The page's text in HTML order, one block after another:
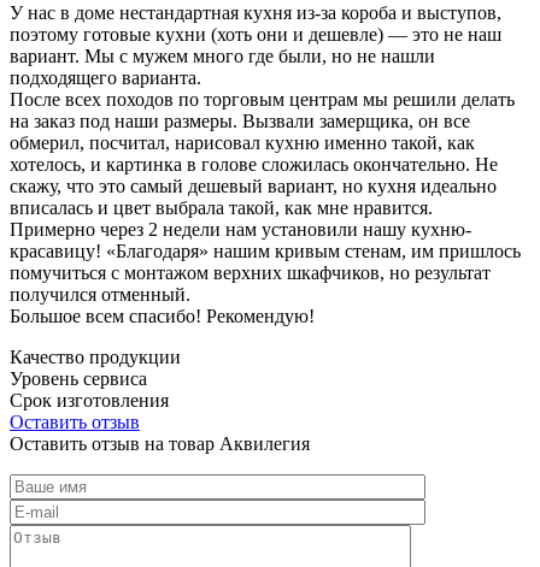
У нас в доме нестандартная кухня из-за короба и выступов,
поэтому готовые кухни (хоть они и дешевле) — это не наш
вариант. Мы с мужем много где были, но не нашли
подходящего варианта.
После всех походов по торговым центрам мы решили делать
на заказ под наши размеры. Вызвали замерщика, он все
обмерил, посчитал, нарисовал кухню именно такой, как
хотелось, и картинка в голове сложилась окончательно. Не
скажу, что это самый дешевый вариант, но кухня идеально
вписалась и цвет выбрала такой, как мне нравится.
Примерно через 2 недели нам установили нашу кухню-
красавицу! «Благодаря» нашим кривым стенам, им пришлось
помучиться с монтажом верхних шкафчиков, но результат
получился отменный.
Большое всем спасибо! Рекомендую!
Качество продукции
Уровень сервиса
Срок изготовления
Оставить отзыв
Оставить отзыв на товар Аквилегия